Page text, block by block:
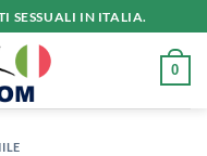
SESSUALI IN ITALIA.
0